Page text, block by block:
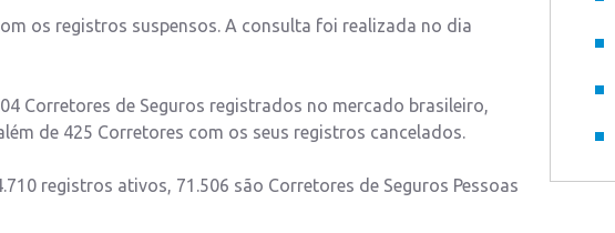
os registros suspensos. A consulta foi realizada no dia
Corretores de Seguros registrados no mercado brasileiro,
de 425 Corretores com os seus registros cancelados.
registros ativos, 71.506 são Corretores de Seguros Pessoas